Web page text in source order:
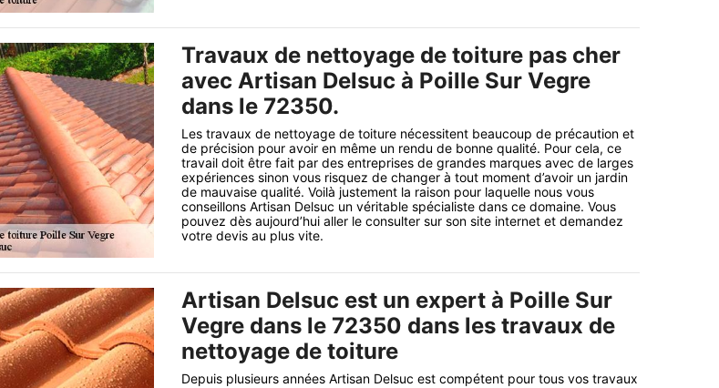
Travaux de nettoyage de toiture pas cher
avec Artisan Delsuc à Poille Sur Vegre
dans le 72350.
Les travaux de nettoyage de toiture nécessitent beaucoup de précaution et
de précision pour avoir en même un rendu de bonne qualité. Pour cela, ce
travail doit être fait par des entreprises de grandes marques avec de larges
expériences sinon vous risquez de changer à tout moment d’avoir un jardin
de mauvaise qualité. Voilà justement la raison pour laquelle nous vous
conseillons Artisan Delsuc un véritable spécialiste dans ce domaine. Vous
pouvez dès aujourd’hui aller le consulter sur son site internet et demandez
votre devis au plus vite.
Artisan Delsuc est un expert à Poille Sur
Vegre dans le 72350 dans les travaux de
nettoyage de toiture
Depuis plusieurs années Artisan Delsuc est compétent pour tous vos travaux